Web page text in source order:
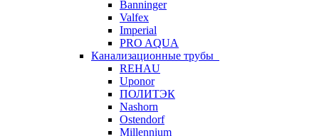
Banninger
Valfex
Imperial
PRO AQUA
Канализационные трубы
REHAU
Uponor
ПОЛИТЭК
Nashorn
Ostendorf
Millennium